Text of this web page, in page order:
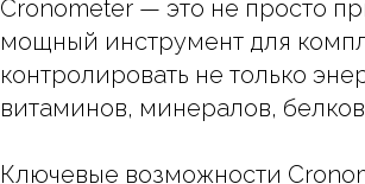
Cronometer — это не просто
мощный инструмент для
контролировать не только
витаминов, минералов,
Ключевые возможности